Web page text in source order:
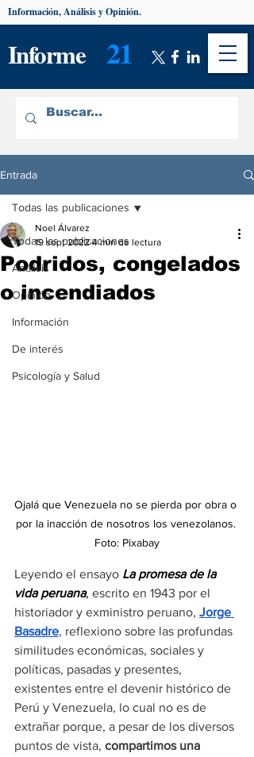
Informe 21
Información, Análisis y Opinión.
Entrada
Todas las publicaciones
Análisis
Opinión
Información
De interés
Psicología y Salud
Todas las publicaciones
Podridos, congelados
o incendiados
Noel Álvarez
19 sept 2022 4 min de lectura
Ojalá que Venezuela no se pierda por obra o
por la inacción de nosotros los venezolanos.
Foto: Pixabay
Leyendo el ensayo La promesa de la
vida peruana, escrito en 1943 por el
historiador y exministro peruano, Jorge
Basadre, reflexiono sobre las profundas
similitudes económicas, sociales y
políticas, pasadas y presentes,
existentes entre el devenir histórico de
Perú y Venezuela, lo cual no es de
extrañar porque, a pesar de los diversos
puntos de vista, compartimos una